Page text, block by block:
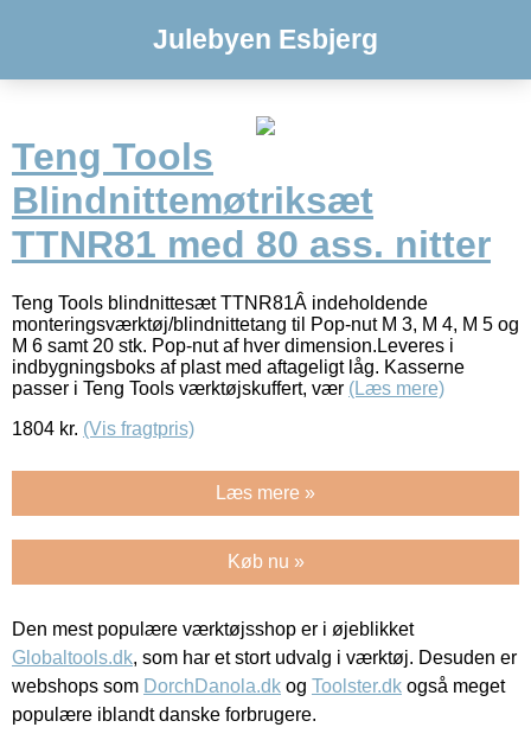
Julebyen Esbjerg
Teng Tools
Blindnittemøtriksæt
TTNR81 med 80 ass. nitter
Teng Tools blindnittesæt TTNR81Â indeholdende
monteringsværktøj/blindnittetang til Pop-nut M 3, M 4, M 5 og
M 6 samt 20 stk. Pop-nut af hver dimension.Leveres i
indbygningsboks af plast med aftageligt låg. Kasserne
passer i Teng Tools værktøjskuffert, vær (Læs mere)
1804 kr. (Vis fragtpris)
Læs mere »
Køb nu »
Den mest populære værktøjsshop er i øjeblikket
Globaltools.dk, som har et stort udvalg i værktøj. Desuden er
webshops som DorchDanola.dk og Toolster.dk også meget
populære iblandt danske forbrugere.